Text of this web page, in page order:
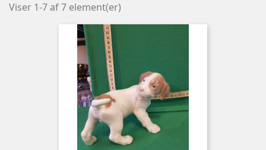
Viser 1-7 af 7 element(er)